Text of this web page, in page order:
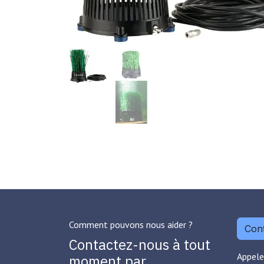
Comment pouvons nous aider ?
Contactez-nous à tout